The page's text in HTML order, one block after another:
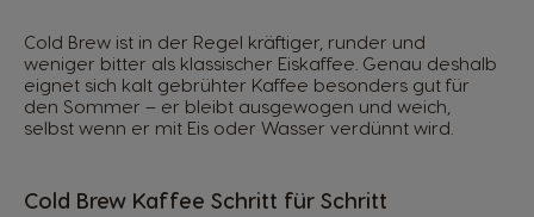
Cold Brew ist in der Regel kräftiger, runder und
weniger bitter als klassischer Eiskaffee. Genau deshalb
eignet sich kalt gebrühter Kaffee besonders gut für
den Sommer – er bleibt ausgewogen und weich,
selbst wenn er mit Eis oder Wasser verdünnt wird.
Cold Brew Kaffee Schritt für Schritt